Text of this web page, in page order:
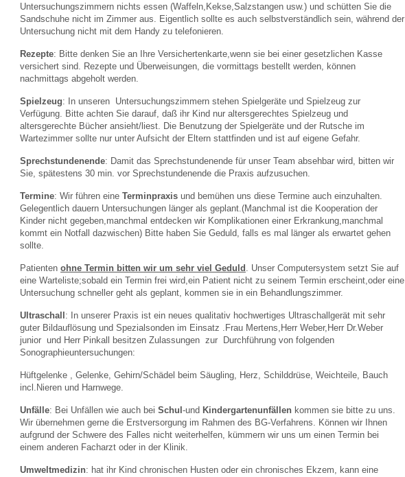
Untersuchungszimmern nichts essen (Waffeln,Kekse,Salzstangen usw.) und schütten Sie die
Sandschuhe nicht im Zimmer aus. Eigentlich sollte es auch selbstverständlich sein, während der
Untersuchung nicht mit dem Handy zu telefonieren.
Rezepte: Bitte denken Sie an Ihre Versichertenkarte,wenn sie bei einer gesetzlichen Kasse
versichert sind. Rezepte und Überweisungen, die vormittags bestellt werden, können
nachmittags abgeholt werden.
Spielzeug: In unseren Untersuchungszimmern stehen Spielgeräte und Spielzeug zur
Verfügung. Bitte achten Sie darauf, daß ihr Kind nur altersgerechtes Spielzeug und
altersgerechte Bücher ansieht/liest. Die Benutzung der Spielgeräte und der Rutsche im
Wartezimmer sollte nur unter Aufsicht der Eltern stattfinden und ist auf eigene Gefahr.
Sprechstundenende: Damit das Sprechstundenende für unser Team absehbar wird, bitten wir
Sie, spätestens 30 min. vor Sprechstundenende die Praxis aufzusuchen.
Termine: Wir führen eine Terminpraxis und bemühen uns diese Termine auch einzuhalten.
Gelegentlich dauern Untersuchungen länger als geplant.(Manchmal ist die Kooperation der
Kinder nicht gegeben,manchmal entdecken wir Komplikationen einer Erkrankung,manchmal
kommt ein Notfall dazwischen) Bitte haben Sie Geduld, falls es mal länger als erwartet gehen
sollte.
Patienten ohne Termin bitten wir um sehr viel Geduld
. Unser Computersystem setzt Sie auf
eine Warteliste;sobald ein Termin frei wird,ein Patient nicht zu seinem Termin erscheint,oder eine
Untersuchung schneller geht als geplant, kommen sie in ein Behandlungszimmer.
Ultraschall : In unserer Praxis ist ein neues qualitativ hochwertiges Ultraschallgerät mit sehr
guter Bildauflösung und Spezialsonden im Einsatz .Frau Mertens,Herr Weber,Herr Dr.Weber
junior und Herr Pinkall besitzen Zulassungen zur Durchführung von folgenden
Sonographieuntersuchungen:
Hüftgelenke , Gelenke, Gehirn/Schädel beim Säugling, Herz, Schilddrüse, Weichteile, Bauch
incl.Nieren und Harnwege.
Unfälle: Bei Unfällen wie auch bei Schul -und Kindergartenunfällen kommen sie bitte zu uns.
Wir übernehmen gerne die Erstversorgung im Rahmen des BG-Verfahrens. Können wir Ihnen
aufgrund der Schwere des Falles nicht weiterhelfen, kümmern wir uns um einen Termin bei
einem anderen Facharzt oder in der Klinik.
Umweltmedizin: hat ihr Kind chronischen Husten oder ein chronisches Ekzem, kann eine